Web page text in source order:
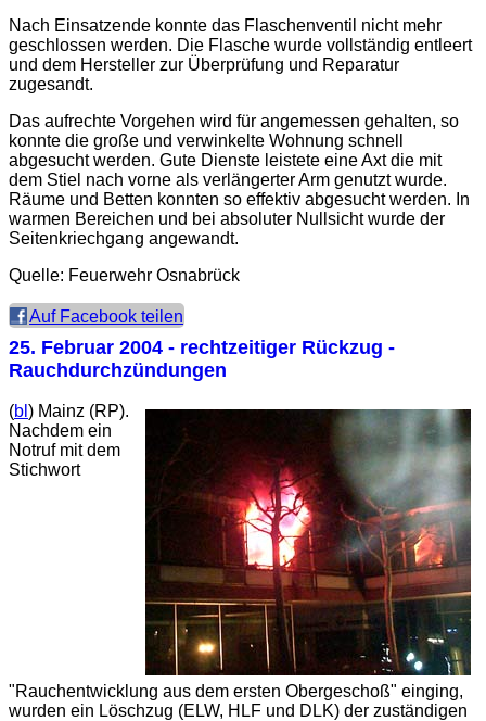
Nach Einsatzende konnte das Flaschenventil nicht mehr
geschlossen werden. Die Flasche wurde vollständig entleert
und dem Hersteller zur Überprüfung und Reparatur
zugesandt.
Das aufrechte Vorgehen wird für angemessen gehalten, so
konnte die große und verwinkelte Wohnung schnell
abgesucht werden. Gute Dienste leistete eine Axt die mit
dem Stiel nach vorne als verlängerter Arm genutzt wurde.
Räume und Betten konnten so effektiv abgesucht werden. In
warmen Bereichen und bei absoluter Nullsicht wurde der
Seitenkriechgang angewandt.
Quelle: Feuerwehr Osnabrück
Auf Facebook teilen
25. Februar 2004 - rechtzeitiger Rückzug -
Rauchdurchzündungen
(bl ) Mainz (RP).
Nachdem ein
Notruf mit dem
Stichwort
"Rauchentwicklung aus dem ersten Obergeschoß" einging,
wurden ein Löschzug (ELW, HLF und DLK) der zuständigen